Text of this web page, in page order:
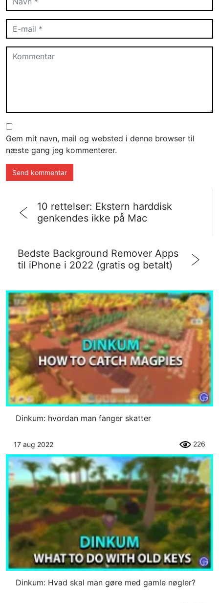
Gem mit navn, mail og websted i denne browser til
næste gang jeg kommenterer.
10 rettelser: Ekstern harddisk
genkendes ikke på Mac
Bedste Background Remover Apps
til iPhone i 2022 (gratis og betalt)
Dinkum: hvordan man fanger skatter
17 aug 2022 226
Dinkum: Hvad skal man gøre med gamle nøgler?